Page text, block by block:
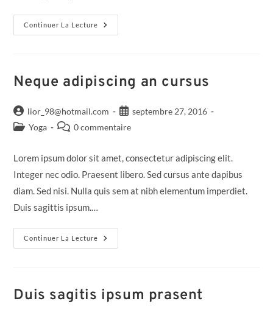
Continuer La Lecture
Neque adipiscing an cursus
lior_98@hotmail.com
septembre 27, 2016
Yoga
0 commentaire
Lorem ipsum dolor sit amet, consectetur adipiscing elit.
Integer nec odio. Praesent libero. Sed cursus ante dapibus
diam. Sed nisi. Nulla quis sem at nibh elementum imperdiet.
Duis sagittis ipsum.…
Continuer La Lecture
Duis sagitis ipsum prasent